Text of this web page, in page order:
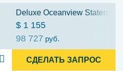
Deluxe Oceanview
$ 1 155
98 727 руб.
СДЕЛАТЬ ЗАПРОС